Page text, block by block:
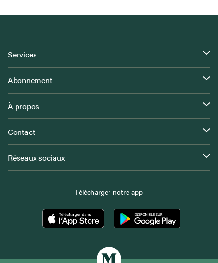
Services
Abonnement
À propos
Contact
Réseaux sociaux
Télécharger notre app